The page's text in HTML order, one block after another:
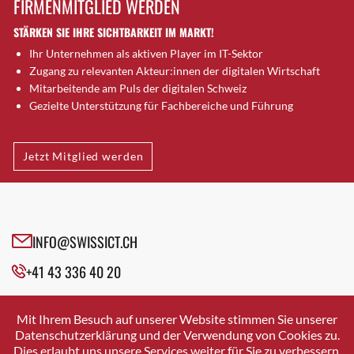
Brugg AG
Brütten
Bubendorf
Bubikon
Buchs (SG)
Bäretswil
Bülach
Cazis
Crissier
Davos Platz
Dierikon
Dietikon
FIRMENMITGLIED WERDEN
STÄRKEN SIE IHRE SICHTBARKEIT IM MARKT!
Ihr Unternehmen als aktiven Player im IT-Sektor
Zugang zu relevanten Akteur:innen der digitalen Wirtschaft
Mitarbeitende am Puls der digitalen Schweiz
Gezielte Unterstützung für Fachbereiche und Führung
Jetzt Mitglied werden
INFO@SWISSICT.CH
+41 43 336 40 20
SWISSICT
VULKANSTRASSE 120
8048 ZURICH
Mit Ihrem Besuch auf unserer Website stimmen Sie unserer
Datenschutzerklärung und der Verwendung von Cookies zu.
Dies erlaubt uns unsere Services weiter für Sie zu verbessern.